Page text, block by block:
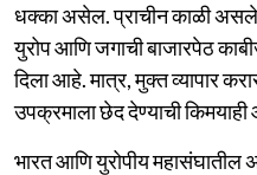
धक्का असेल. प्राचीन काळी
युरोप आणि जगाची बाजारपेठ
दिला आहे. मात्र, मुक्त व्यापार
उपक्रमाला छेद देण्याची
भारत आणि युरोपीय महासंघातील